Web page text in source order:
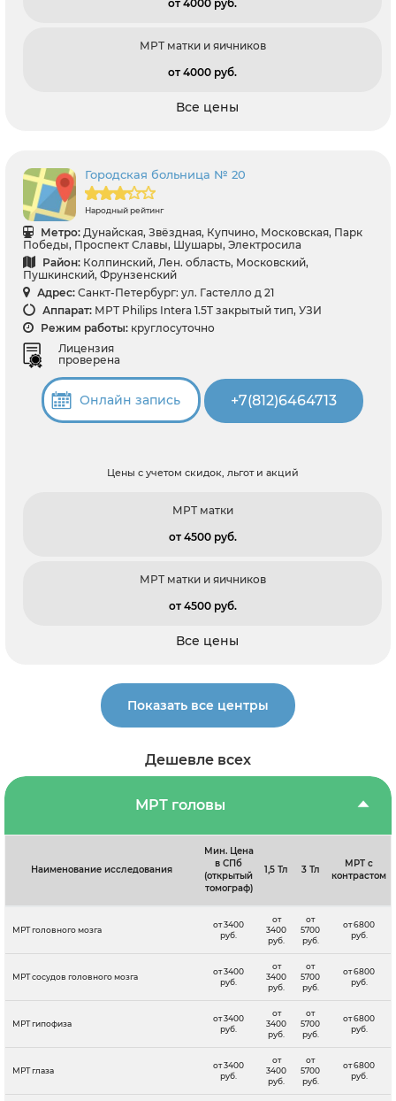
от 4000 pуб.
МРТ матки и яичников
от 4000 pуб.
Все цены
Городская больница № 20
Народный рейтинг
Метро: Дунайская, Звёздная, Купчино, Московская, Парк
Победы, Проспект Славы, Шушары, Электросила
Район: Колпинский, Лен. область, Московский,
Пушкинский, Фрунзенский
Адрес: Санкт-Петербург: ул. Гастелло д 21
Аппарат: МРТ Philips Intera 1.5T закрытый тип, УЗИ
Режим работы: круглосуточно
Лицензия
проверена
Онлайн запись +7(812)6464713
Цены с учетом скидок, льгот и акций
МРТ матки
от 4500 pуб.
МРТ матки и яичников
от 4500 pуб.
Все цены
Показать все центры
Дешевле всех
МРТ головы
Наименование исследования
Мин. Цена
в СПб
(открытый
томограф)
1,5 Тл 3 Тл
МРТ с
контрастом
МРТ головного мозга
от 3400
руб.
от
3400
руб.
от
5700
руб.
от 6800
руб.
МРТ сосудов головного мозга
от 3400
руб.
от
3400
руб.
от
5700
руб.
от 6800
руб.
МРТ гипофиза
от 3400
руб.
от
3400
руб.
от
5700
руб.
от 6800
руб.
МРТ глаза
от 3400
руб.
от
3400
руб.
от
5700
руб.
от 6800
руб.